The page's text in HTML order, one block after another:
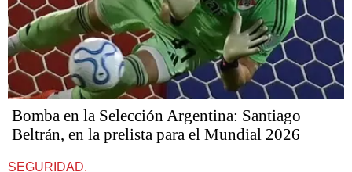
Bomba en la Selección Argentina: Santiago
Beltrán, en la prelista para el Mundial 2026
SEGURIDAD.